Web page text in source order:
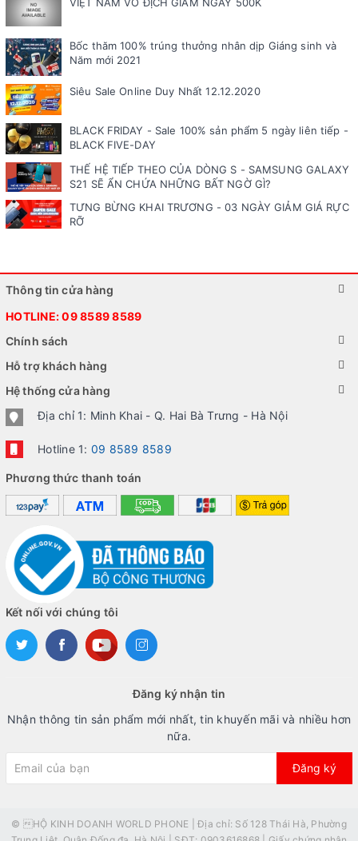
Bốc thăm 100% trúng thưởng nhân dịp Giáng sinh và
Năm mới 2021
Siêu Sale Online Duy Nhất 12.12.2020
BLACK FRIDAY - Sale 100% sản phẩm 5 ngày liên tiếp -
BLACK FIVE-DAY
THẾ HỆ TIẾP THEO CỦA DÒNG S - SAMSUNG GALAXY
S21 SẼ ẨN CHỨA NHỮNG BẤT NGỜ GÌ?
TƯNG BỪNG KHAI TRƯƠNG - 03 NGÀY GIẢM GIÁ RỰC
RỠ
Thông tin cửa hàng
HOTLINE:09 8589 8589
Chính sách
Hỗ trợ khách hàng
Hệ thống cửa hàng
Địa chỉ 1: Minh Khai - Q. Hai Bà Trưng - Hà Nội
Hotline 1: 09 8589 8589
Phương thức thanh toán
Kết nối với chúng tôi
Đăng ký nhận tin
Nhận thông tin sản phẩm mới nhất, tin khuyến mãi và nhiều hơn
nữa.
Đăng ký
© HỘ KINH DOANH WORLD PHONE | Địa chỉ: Số 128 Thái Hà, Phường